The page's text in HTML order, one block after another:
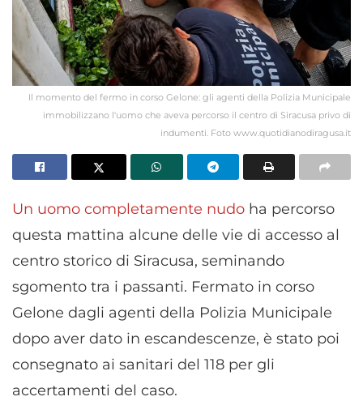
Il momento del fermo in corso Gelone: gli agenti della Polizia Municipale
immobilizzano l'uomo che aveva percorso il centro di Siracusa privo di
indumenti. Foto www.quotidianodiragusa.it
Un uomo completamente nudo ha percorso
questa mattina alcune delle vie di accesso al
centro storico di Siracusa, seminando
sgomento tra i passanti. Fermato in corso
Gelone dagli agenti della Polizia Municipale
dopo aver dato in escandescenze, è stato poi
consegnato ai sanitari del 118 per gli
accertamenti del caso.